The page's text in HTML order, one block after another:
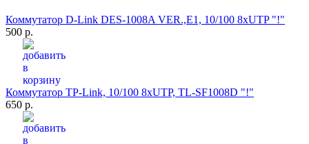
Коммутатор D-Link DES-1008A VER.,E1, 10/100 8xUTP "!"
500 р.
Коммутатор TP-Link, 10/100 8xUTP, TL-SF1008D "!"
650 р.